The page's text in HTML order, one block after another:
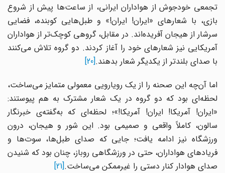
تجمعی خودجوش از هواداران ایرانی، از ساعت‌ها پیش از شروع
بازی، با شعارهای «ایران! ایران!» و طبل‌هایی کوبنده، فضایی
سرشار از هیجان آفریده‌اند. در مقابل، گروهی کوچک‌تر از هواداران
آمریکایی نیز شعارهای خود را آغاز کردند. دو گروه تلاش می‌کنند
با صدای بلندتر از یکدیگر شعار بدهند.[20]
اما آن‌چه این صحنه را از یک رویارویی معمولی متمایز می‌ساخت،
لحظه‌ای بود که دو گروه در یک شعار مشترک به هم پیوستند:
«ایران! آمریکا! ایران! آمریکا!»؛ لحظه‌ای که به‌گفته‌ی خبرنگار
سالون، کاملاً واقعی و صمیمی بود. این شور و هیجان، درون
ورزشگاه نیز ادامه یافت؛ جایی که صدای طبل‌ها، سوت‌ها و
فریادهای هواداران، حتی در ورزشگاهی روباز، چنان بود که شنیدن
صدای هوادار کنار دستی را غیرممکن می‌ساخت.[21]